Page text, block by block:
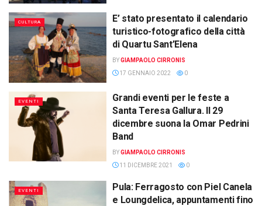
CULTURA
E’ stato presentato il calendario
turistico-fotografico della città
di Quartu Sant’Elena
BYGIAMPAOLO CIRRONIS
17 GENNAIO 2022
0
EVENTI
Grandi eventi per le feste a
Santa Teresa Gallura. Il 29
dicembre suona la Omar Pedrini
Band
BYGIAMPAOLO CIRRONIS
11 DICEMBRE 2021
0
EVENTI
Pula: Ferragosto con Piel Canela
e Loungdelica, appuntamenti fino